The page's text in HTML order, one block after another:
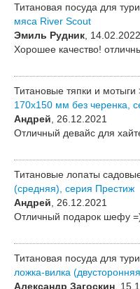
Титановая посуда для
мяса River Scout
Эмиль Рудник , 14.02.2022
Хорошее качество!
Титановые тяпки и мотыги
170х150 мм без черенка,
Андрей , 26.12.2021
Отличный девайс для
Титановые лопаты
(средняя), серия Престиж
Андрей , 26.12.2021
Отличный подарок шефу
Титановая посуда для
ложка-вилка
Александр Загоскин ,